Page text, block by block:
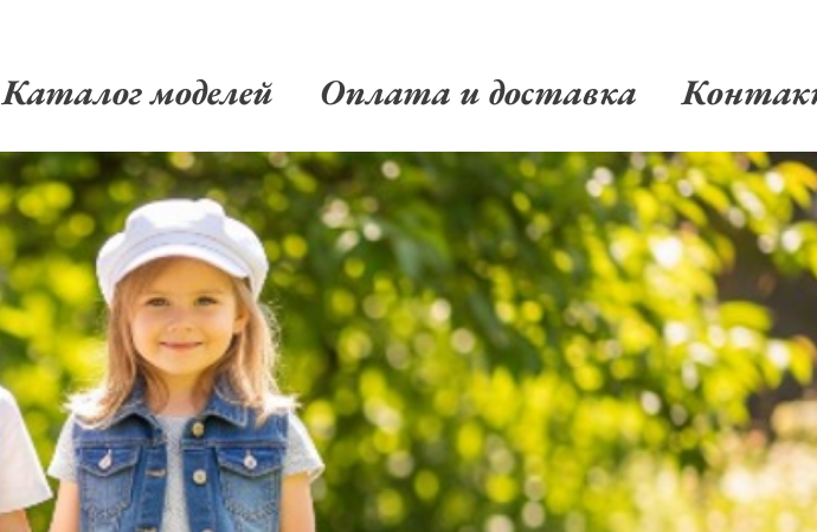
Каталог моделей Оплата и доставка